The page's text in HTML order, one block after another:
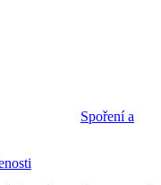
Spoření a